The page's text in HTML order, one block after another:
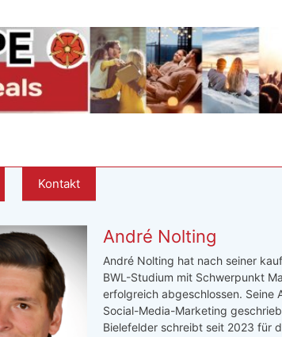
Kontakt
André Nolting
André Nolting hat nach seiner
BWL-Studium mit Schwerpunkt
erfolgreich abgeschlossen. Seine
Social-Media-Marketing
Bielefelder schreibt seit 2023 für